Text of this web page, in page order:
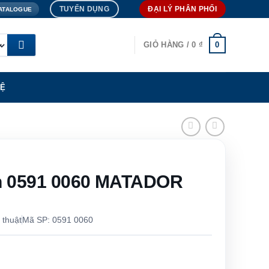
TUYỂN DỤNG ĐẠI LÝ PHÂN PHỐI
GIỎ HÀNG /0 ₫ 0
0060 MATADOR
thuậtMã SP: 0591 0060